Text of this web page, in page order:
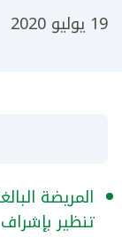
19 يوليو 2020
تنظير